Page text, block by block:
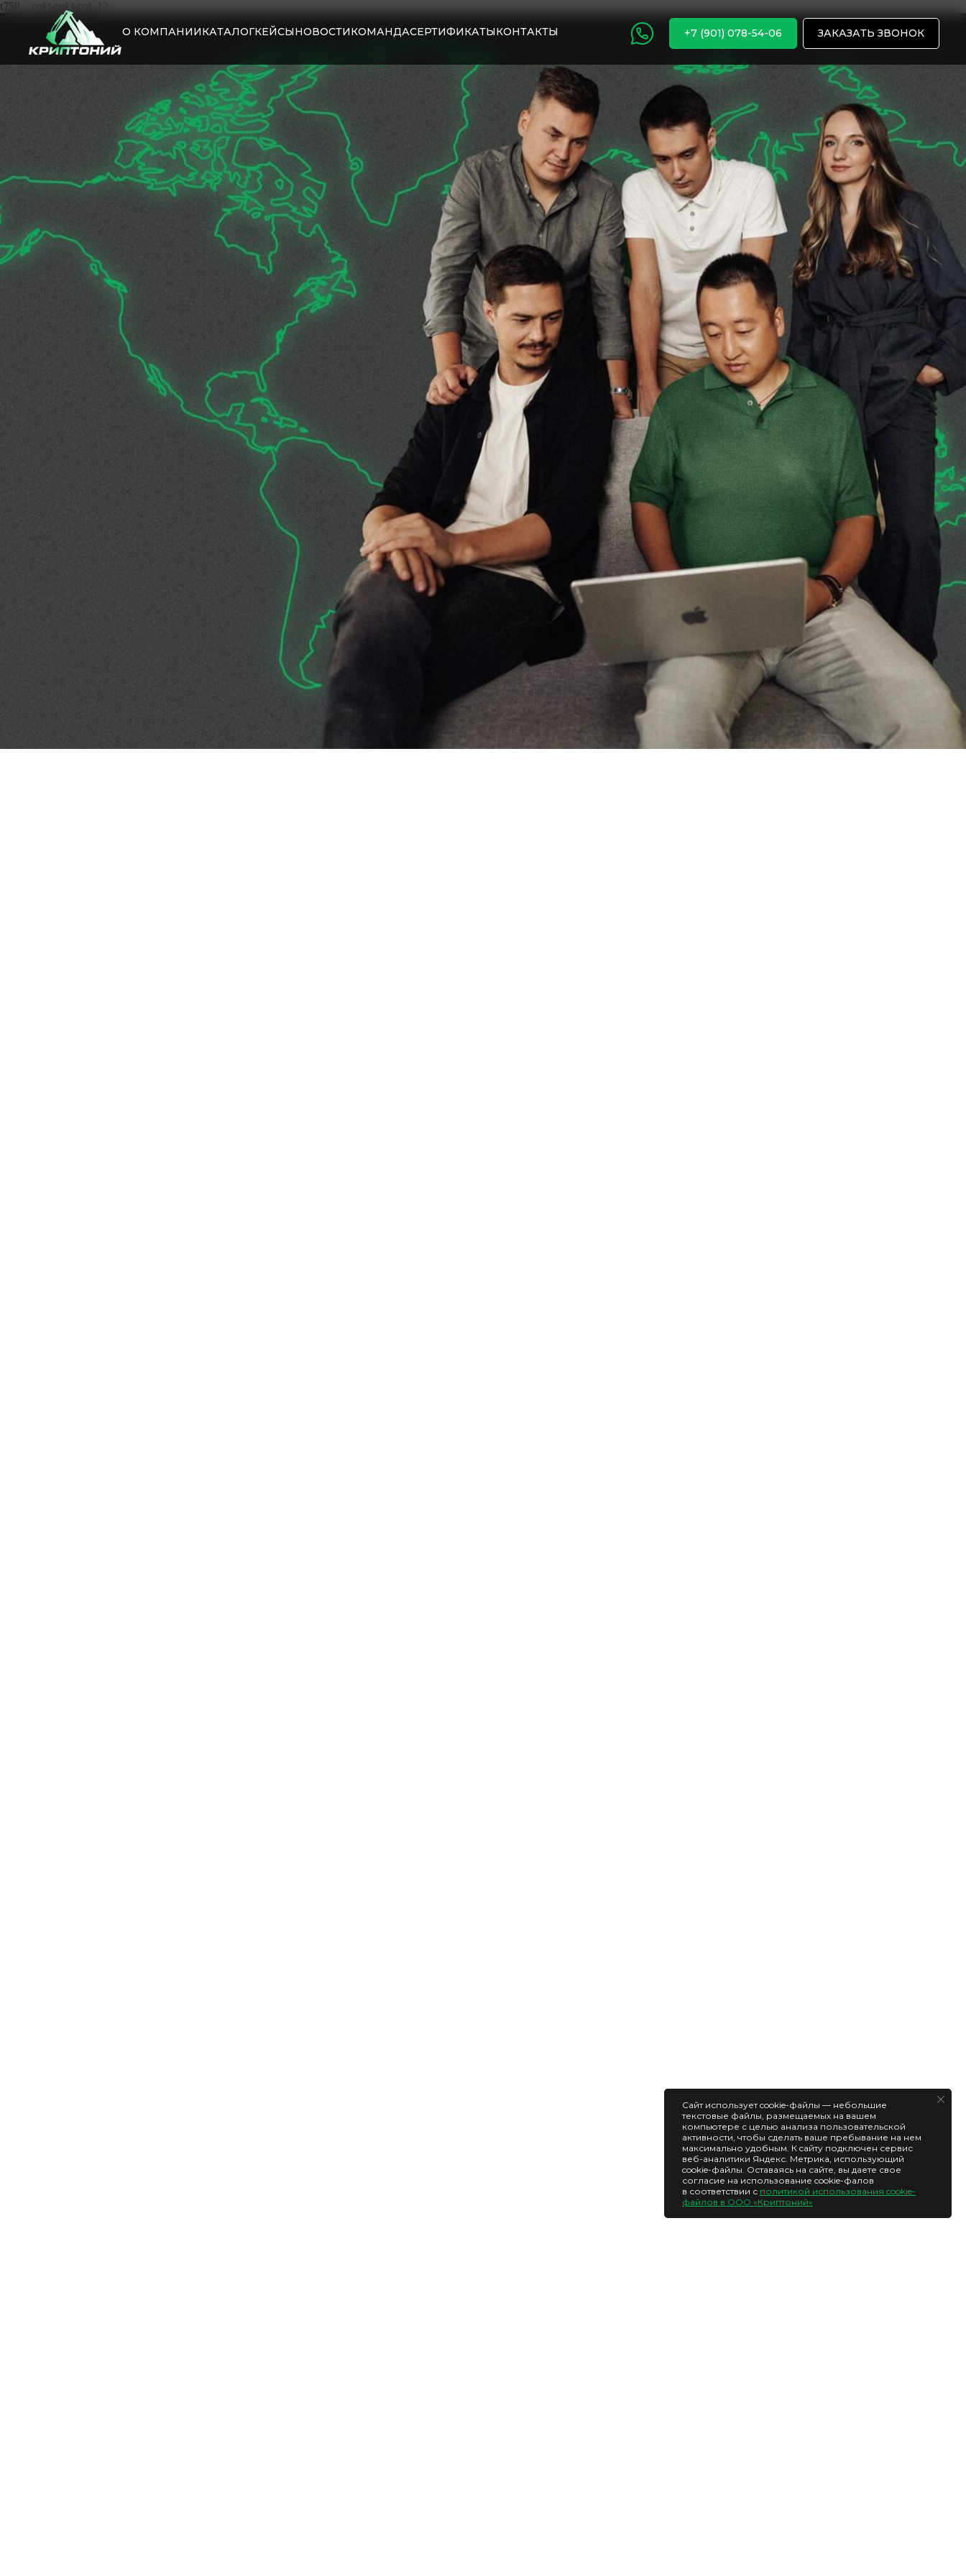
О КОМПАНИИКАТАЛОГКЕЙСЫНОВОСТИКОМАНДАСЕРТИФИКАТЫКОНТАКТЫ +7 (901) 078-54-06 ЗАКАЗАТЬ ЗВОНОК
t758__col t-col t-col_12
Сайт использует cookie-файлы — небольшие
текстовые файлы, размещаемых на вашем
компьютере с целью анализа пользовательской
активности, чтобы сделать ваше пребывание на нем
максимально удобным. К cайту подключен сервис
веб-аналитики Яндекс. Метрика, использующий
cookie-файлы. Оставаясь на сайте, вы даете свое
согласие на использование cookie-фалов
в соответствии с политикой использования cookie-
файлов в ООО «Криптоний»